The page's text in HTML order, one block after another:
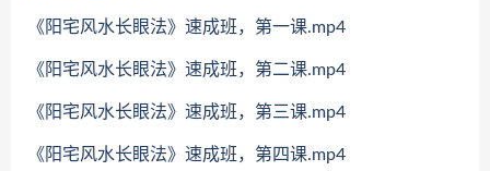
《阳宅风水长眼法》速成班，第一课.mp4
《阳宅风水长眼法》速成班，第二课.mp4
《阳宅风水长眼法》速成班，第三课.mp4
《阳宅风水长眼法》速成班，第四课.mp4